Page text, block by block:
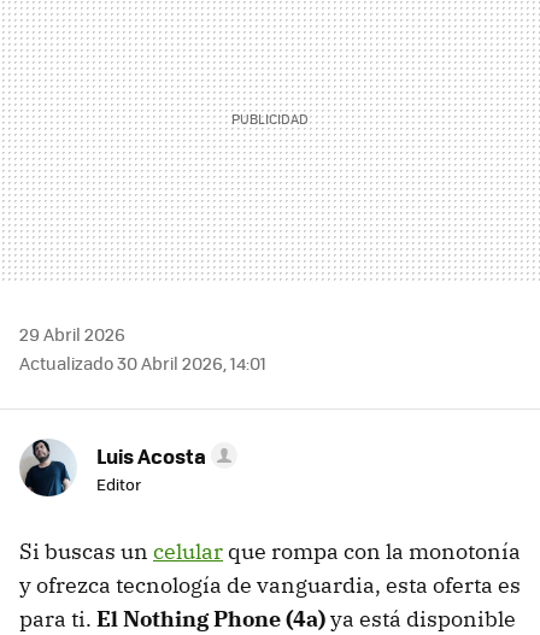
29 Abril 2026
Actualizado 30 Abril 2026, 14:01
Luis Acosta
Editor
Si buscas un celular que rompa con la monotonía
y ofrezca tecnología de vanguardia, esta oferta es
para ti. ElNothing Phone (4a)ya está disponible